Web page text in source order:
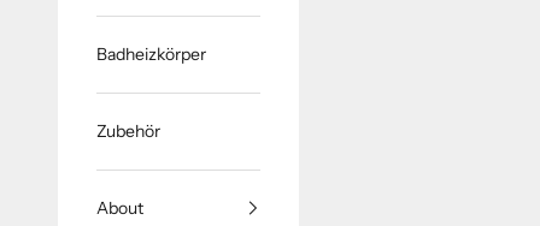
Badheizkörper
Zubehör
About